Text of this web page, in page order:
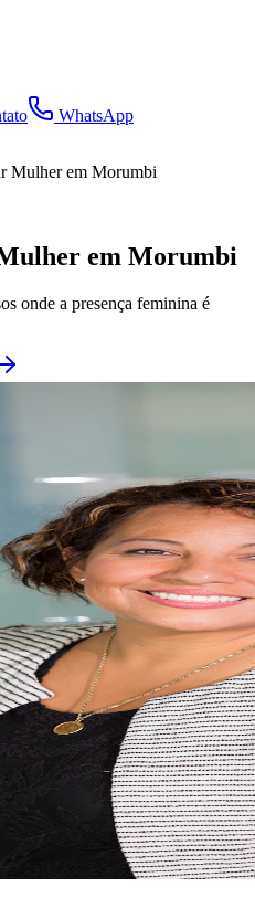
WhatsApp
Mulher em Morumbi
em Morumbi
onde a presença feminina é